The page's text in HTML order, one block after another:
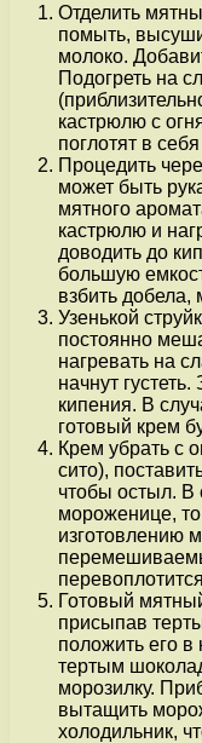
Отделить
помыть,
молоко.
Подогреть на
кастрюлю с
поглотят в
Процедить
может быть
мятного
кастрюлю и
доводить до
большую
взбить
Узенькой
постоянно
нагревать на
начнут
кипения. В
готовый крем
Крем убрать с
сито),
чтобы остыл. В
мороженице,
изготовлению
Готовый
присыпав
положить его в
тертым
морозилку.
вытащить
холодильник,